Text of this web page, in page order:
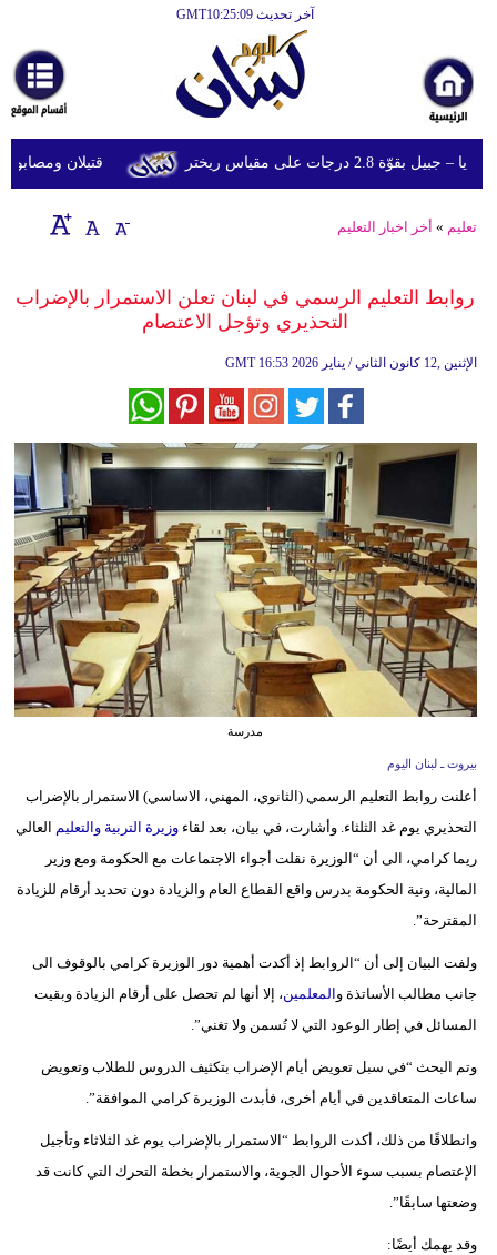
آخر تحديث GMT10:25:09
أخبارعاجلة
رياضة
ثقافة
إقتصاد
وموسيقى
سياحة
وسفر
ديكور
أخبار
إعلام
تعليم
أزياء
إسلامية
علوم
بيئة
مدوَّنات
سيارات
قتيلان ومصابون جراء 14 غارة إسرائيلية على شرق درجات على مقياس ريختر
تعليم » أخر اخبار التعليم
روابط التعليم الرسمي في لبنان تعلن الاستمرار بالإضراب
التحذيري وتؤجل الاعتصام
GMT 16:53 2026 الإثنين ,12 كانون الثاني / يناير
مدرسة
بيروت ـ لبنان اليوم
أعلنت روابط التعليم الرسمي (الثانوي، المهني، الاساسي) الاستمرار بالإضراب
التحذيري يوم غد الثلثاء. وأشارت، في بيان، بعد لقاء وزيرة التربية والتعليم العالي
ريما كرامي، الى أن “الوزيرة نقلت أجواء الاجتماعات مع الحكومة ومع وزير
المالية، ونية الحكومة بدرس واقع القطاع العام والزيادة دون تحديد أرقام للزيادة
المقترحة”.
ولفت البيان إلى أن “الروابط إذ أكدت أهمية دور الوزيرة كرامي بالوقوف الى
جانب مطالب الأساتذة و المعلمين، إلا أنها لم تحصل على أرقام الزيادة وبقيت
المسائل في إطار الوعود التي لا تُسمن ولا تغني”.
وتم البحث “في سبل تعويض أيام الإضراب بتكثيف الدروس للطلاب وتعويض
ساعات المتعاقدين في أيام أخرى، فأبدت الوزيرة كرامي الموافقة”.
وانطلاقًا من ذلك، أكدت الروابط “الاستمرار بالإضراب يوم غد الثلاثاء وتأجيل
الإعتصام بسبب سوء الأحوال الجوية، والاستمرار بخطة التحرك التي كانت قد
وضعتها سابقًا”.
وقد يهمك أيضًا: